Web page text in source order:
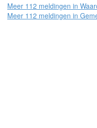
Meer 112 meldingen in
Meer 112 meldingen in